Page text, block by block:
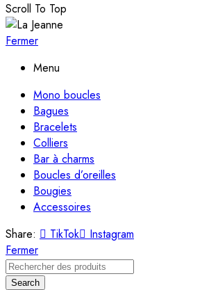
Scroll To Top
Fermer
Menu
Mono boucles
Bagues
Bracelets
Colliers
Bar à charms
Boucles d’oreilles
Bougies
Accessoires
Share:
TikTok
Instagram
Fermer
Search